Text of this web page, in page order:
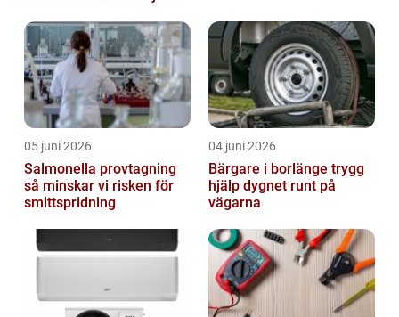
05 juni 2026
Salmonella provtagning
så minskar vi risken för
smittspridning
04 juni 2026
Bärgare i borlänge trygg
hjälp dygnet runt på
vägarna